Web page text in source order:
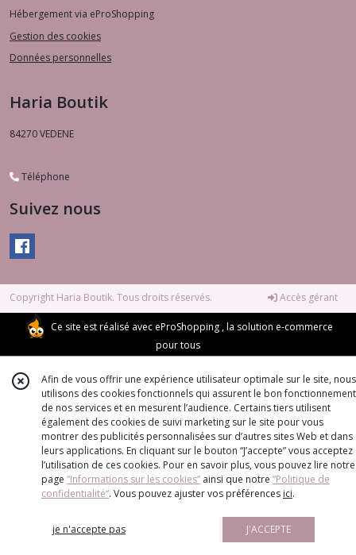
Hébergement via eProShopping
Gestion des cookies
Données personnelles
Haria Boutik
84270VEDENE
Téléphone
Suivez nous
Copyright Haria Boutik. Tous droits réservés. Accès gérant
Ce site est réalisé avec eProShopping , la solution e-commerce
pour tous
Afin de vous offrir une expérience utilisateur optimale sur le site, nous
utilisons des cookies fonctionnels qui assurent le bon fonctionnement
de nos services et en mesurent l’audience. Certains tiers utilisent
également des cookies de suivi marketing sur le site pour vous
montrer des publicités personnalisées sur d’autres sites Web et dans
leurs applications. En cliquant sur le bouton “J’accepte” vous acceptez
l’utilisation de ces cookies. Pour en savoir plus, vous pouvez lire notre
page “Informations sur les cookies” ainsi que notre “Politique de
confidentialité“. Vous pouvez ajuster vos préférences ici.
je n'accepte pas J'ACCEPTE